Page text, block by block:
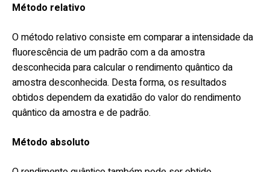
Método relativo
O método relativo consiste em comparar a intensidade da
fluorescência de um padrão com a da amostra
desconhecida para calcular o rendimento quântico da
amostra desconhecida. Desta forma, os resultados
obtidos dependem da exatidão do valor do rendimento
quântico da amostra e de padrão.
Método absoluto